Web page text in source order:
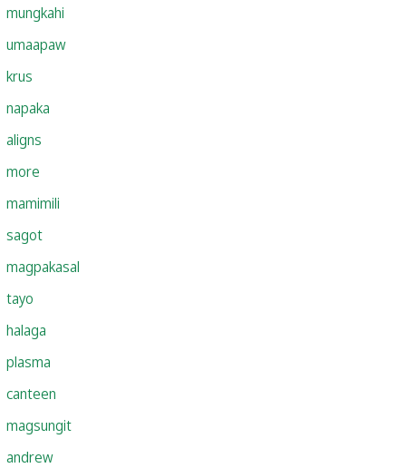
mungkahi
umaapaw
krus
napaka
aligns
more
mamimili
sagot
magpakasal
tayo
halaga
plasma
canteen
magsungit
andrew